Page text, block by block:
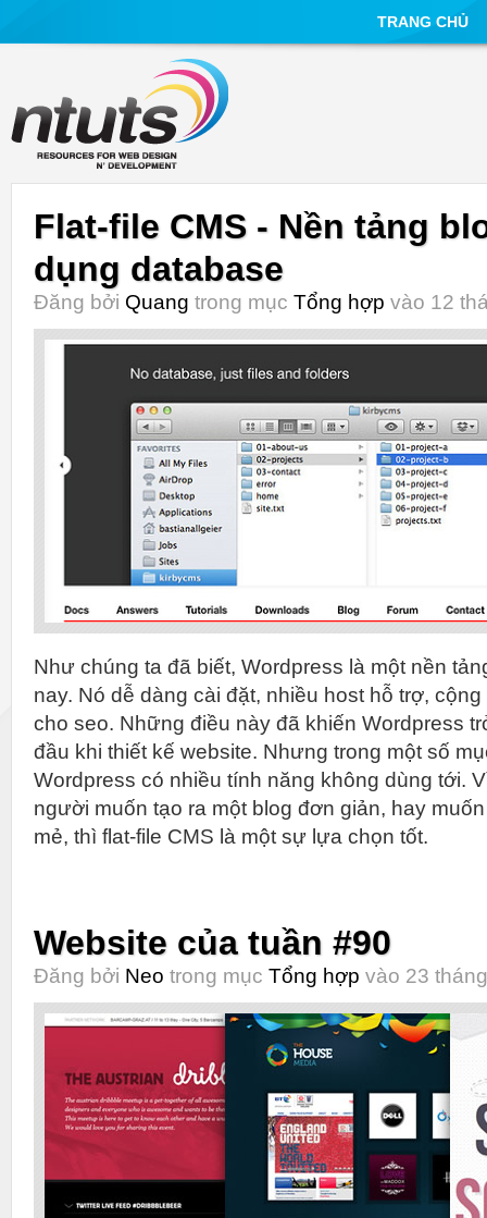
TRANG CHỦ
Flat-file CMS - Nền tảng
dụng database
Đăng bởi Quang trong mục Tổng hợp vào 12
Như chúng ta đã biết, Wordpress là một nền
nay. Nó dễ dàng cài đặt, nhiều host hỗ trợ,
cho seo. Những điều này đã khiến Wordpress
đầu khi thiết kế website. Nhưng trong một số
Wordpress có nhiều tính năng không dùng tới.
người muốn tạo ra một blog đơn giản, hay
mẻ, thì flat-file CMS là một sự lựa chọn tốt.
Website của tuần #90
Đăng bởi Neo trong mục Tổng hợp vào 23